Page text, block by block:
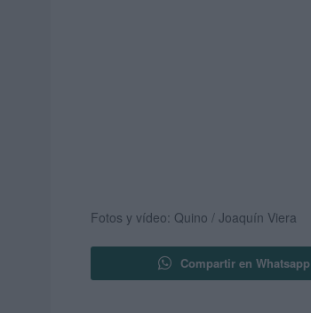
Fotos y vídeo: Quino / Joaquín Viera
Compartir en Whatsapp